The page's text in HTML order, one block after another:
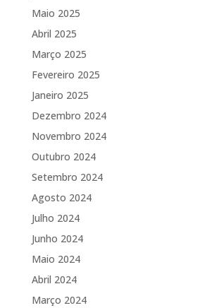
Maio 2025
Abril 2025
Março 2025
Fevereiro 2025
Janeiro 2025
Dezembro 2024
Novembro 2024
Outubro 2024
Setembro 2024
Agosto 2024
Julho 2024
Junho 2024
Maio 2024
Abril 2024
Março 2024